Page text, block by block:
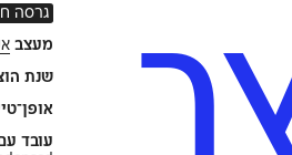
גרסה
מעצב
שנת
עובד